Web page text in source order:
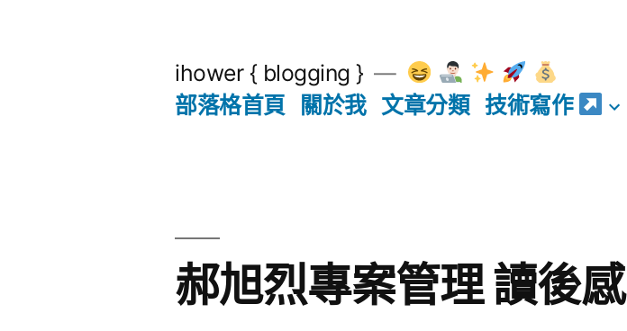
ihower { blogging }
部落格首頁
關於我 文章分類 技術寫作
郝旭烈專案管理 讀後感